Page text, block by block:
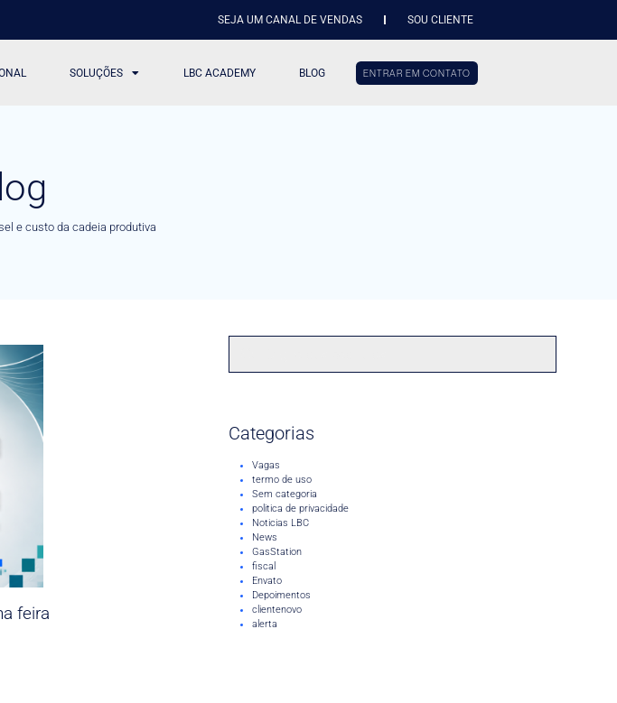
SEJA UM CANAL DE VENDAS SOU CLIENTE
SOLUÇÕES LBC ACADEMY BLOG ENTRAR EM CONTATO
e custo da cadeia produtiva
feira
Categorias
Vagas
termo de uso
Sem categoria
politica de privacidade
Noticias LBC
News
GasStation
fiscal
Envato
Depoimentos
clientenovo
alerta